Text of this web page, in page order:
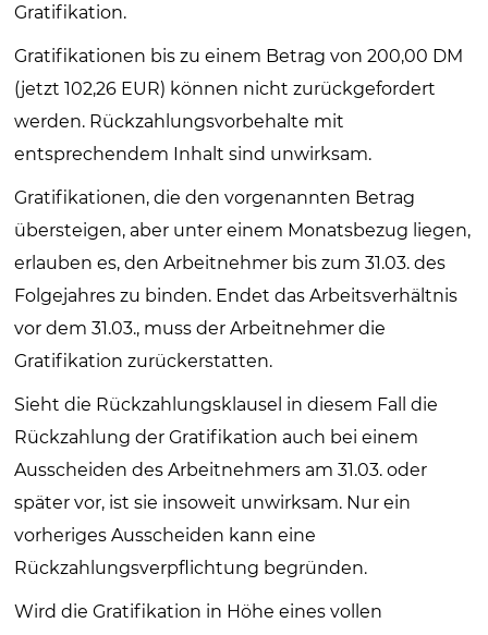
Gratifikation.
Gratifikationen bis zu einem Betrag von 200,00 DM
(jetzt 102,26 EUR) können nicht zurückgefordert
werden. Rückzahlungsvorbehalte mit
entsprechendem Inhalt sind unwirksam.
Gratifikationen, die den vorgenannten Betrag
übersteigen, aber unter einem Monatsbezug liegen,
erlauben es, den Arbeitnehmer bis zum 31.03. des
Folgejahres zu binden. Endet das Arbeitsverhältnis
vor dem 31.03., muss der Arbeitnehmer die
Gratifikation zurückerstatten.
Sieht die Rückzahlungsklausel in diesem Fall die
Rückzahlung der Gratifikation auch bei einem
Ausscheiden des Arbeitnehmers am 31.03. oder
später vor, ist sie insoweit unwirksam. Nur ein
vorheriges Ausscheiden kann eine
Rückzahlungsverpflichtung begründen.
Wird die Gratifikation in Höhe eines vollen